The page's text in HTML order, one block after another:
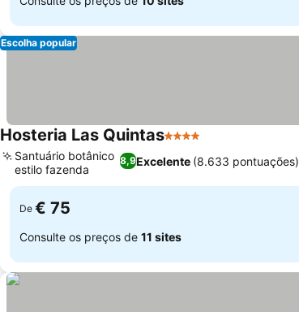
Escolha popular
Hosteria Las Quintas4 Estrelas
8,9Excelente (8.633 pontuações)
Santuário botânico
estilo fazenda
De € 75
Consulte os preços de 11 sites